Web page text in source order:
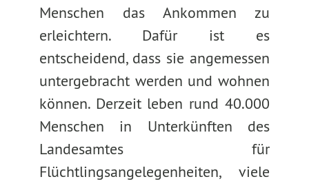
Menschen das Ankommen zu
erleichtern. Dafür ist es
entscheidend, dass sie angemessen
untergebracht werden und wohnen
können. Derzeit leben rund 40.000
Menschen in Unterkünften des
Landesamtes für
Flüchtlingsangelegenheiten, viele